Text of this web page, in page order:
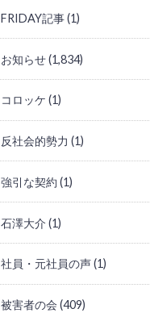
FRIDAY記事(1)
お知らせ(1,834)
コロッケ(1)
反社会的勢力(1)
強引な契約(1)
石澤大介(1)
社員・元社員の声(1)
被害者の会(409)